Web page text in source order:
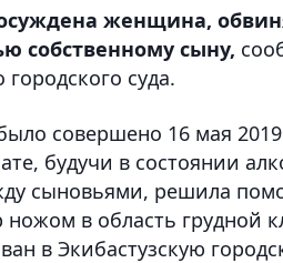
осуждена женщина,
собственному сыну,
городского суда.
совершено 16 мая
будучи в состоянии
сыновьями, решила
ножом в область грудной
в Экибастузскую